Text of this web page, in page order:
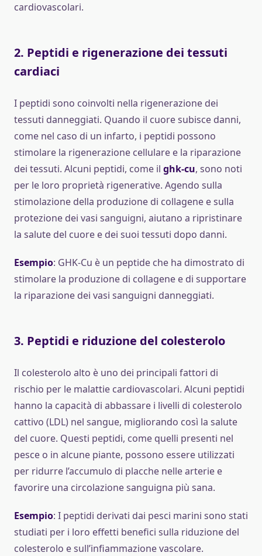
cardiovascolari.
2. Peptidi e rigenerazione dei tessuti
cardiaci
I peptidi sono coinvolti nella rigenerazione dei
tessuti danneggiati. Quando il cuore subisce danni,
come nel caso di un infarto, i peptidi possono
stimolare la rigenerazione cellulare e la riparazione
dei tessuti. Alcuni peptidi, come il ghk-cu, sono noti
per le loro proprietà rigenerative. Agendo sulla
stimolazione della produzione di collagene e sulla
protezione dei vasi sanguigni, aiutano a ripristinare
la salute del cuore e dei suoi tessuti dopo danni.
Esempio: GHK-Cu è un peptide che ha dimostrato di
stimolare la produzione di collagene e di supportare
la riparazione dei vasi sanguigni danneggiati.
3. Peptidi e riduzione del colesterolo
Il colesterolo alto è uno dei principali fattori di
rischio per le malattie cardiovascolari. Alcuni peptidi
hanno la capacità di abbassare i livelli di colesterolo
cattivo (LDL) nel sangue, migliorando così la salute
del cuore. Questi peptidi, come quelli presenti nel
pesce o in alcune piante, possono essere utilizzati
per ridurre l’accumulo di placche nelle arterie e
favorire una circolazione sanguigna più sana.
Esempio: I peptidi derivati dai pesci marini sono stati
studiati per i loro effetti benefici sulla riduzione del
colesterolo e sull’infiammazione vascolare.